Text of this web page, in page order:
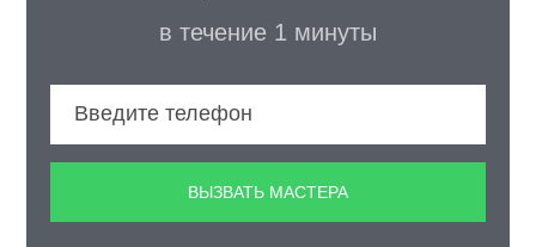
в течение 1 минуты